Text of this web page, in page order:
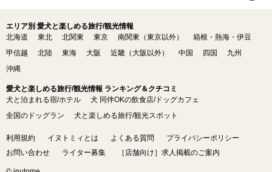
エリア別 愛犬と楽しめる旅行/観光情報
北海道
東北 北関東 東京 南関東（東京以外）
箱根・熱海・伊豆
甲信越
北陸 東海 大阪 近畿（大阪以外） 中国 四国
九州
沖縄
愛犬と楽しめる旅行/観光情報 ランキング＆クチコミ
犬と泊まれる宿/ホテル
犬 同伴OKの飲食店/ドッグカフェ
全国のドッグラン
犬と楽しめる旅行/観光スポット
利用規約 イヌトミィとは よくある質問
プライバシーポリシー
お問い合わせ
ライター募集 ［店舗向け］求人掲載のご案内